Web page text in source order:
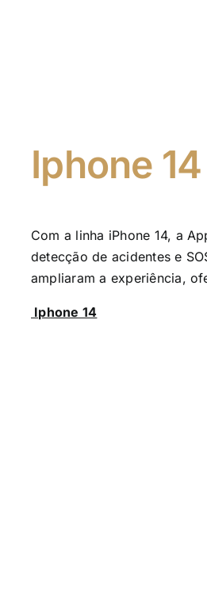
Iphone 14
Com a linha iPhone 14, a
detecção de acidentes e
ampliaram a experiência,
Iphone 14